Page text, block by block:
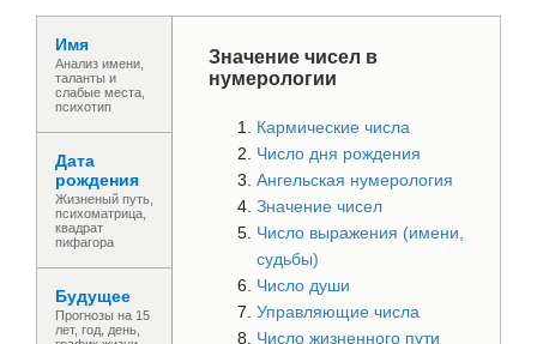
Имя
Анализ имени,
таланты и
слабые места,
психотип
Дата
рождения
Жизненый путь,
психоматрица,
квадрат
пифагора
Будущее
Прогнозы на 15
лет, год, день,
Значение чисел в
нумерологии
Кармические числа
Число дня рождения
Ангельская нумерология
Значение чисел
Число выражения (имени,
судьбы)
Число души
Управляющие числа
Число жизненного пути